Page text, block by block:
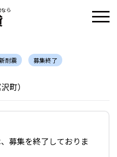
ら
耐震 募集終了
町）
募集を終了しておりま